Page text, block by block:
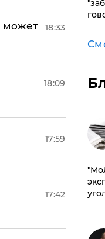
может
18:33
18:09
17:59
17:42